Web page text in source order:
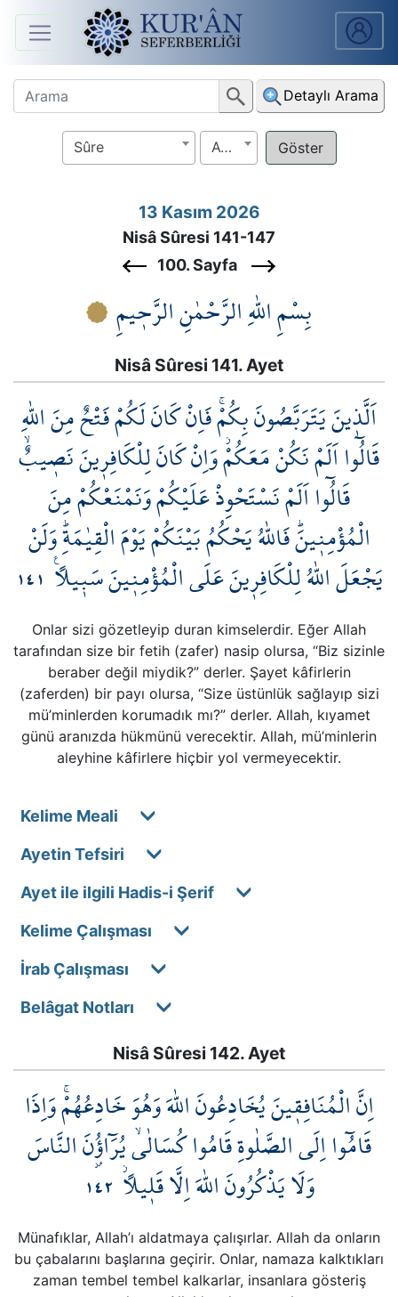
Anasayfa
Sûreler
Arapça
Seferberliği
Kökler
Üyelik
Detaylı Arama
Sûre Ayet
13 Kasım 2026
Nisâ Sûresi 141-147
100. Sayfa
بِسْمِ اللّٰهِ الرَّحْمٰنِ الرَّح۪يمِ
Nisâ Sûresi 141. Ayet
اَلَّذ۪ينَ يَتَرَبَّصُونَ بِكُمْۚ فَاِنْ كَانَ لَكُمْ فَتْحٌ مِنَ اللّٰهِ
قَالُٓوا اَلَمْ نَكُنْ مَعَكُمْۘ وَاِنْ كَانَ لِلْكَافِر۪ينَ نَص۪يبٌۙ
قَالُٓوا اَلَمْ نَسْتَحْوِذْ عَلَيْكُمْ وَنَمْنَعْكُمْ مِنَ
الْمُؤْمِن۪ينَۜ فَاللّٰهُ يَحْكُمُ بَيْنَكُمْ يَوْمَ الْقِيٰمَةِۜ وَلَنْ
يَجْعَلَ اللّٰهُ لِلْكَافِر۪ينَ عَلَى الْمُؤْمِن۪ينَ سَب۪يلاً۟ ١٤١
Onlar sizi gözetleyip duran kimselerdir. Eğer Allah
tarafından size bir fetih (zafer) nasip olursa, “Biz sizinle
beraber değil miydik?” derler. Şayet kâfirlerin
(zaferden) bir payı olursa, “Size üstünlük sağlayıp sizi
mü’minlerden korumadık mı?” derler. Allah, kıyamet
günü aranızda hükmünü verecektir. Allah, mü’minlerin
aleyhine kâfirlere hiçbir yol vermeyecektir.
Kelime Meali
Ayetin Tefsiri
Ayet ile ilgili Hadis-i Şerif
Kelime Çalışması
İrab Çalışması
Belâgat Notları
Nisâ Sûresi 142. Ayet
اِنَّ الْمُنَافِق۪ينَ يُخَادِعُونَ اللّٰهَ وَهُوَ خَادِعُهُمْۚ وَاِذَا
قَامُٓوا اِلَى الصَّلٰوةِ قَامُوا كُسَالٰىۙ يُرَٓاؤُ۫نَ النَّاسَ
وَلَا يَذْكُرُونَ اللّٰهَ اِلَّا قَل۪يلاًۘ ١٤٢
Münafıklar, Allah’ı aldatmaya çalışırlar. Allah da onların
bu çabalarını başlarına geçirir. Onlar, namaza kalktıkları
zaman tembel tembel kalkarlar, insanlara gösteriş